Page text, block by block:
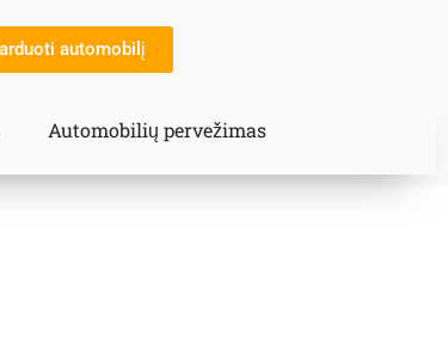
automobilį
Automobilių pervežimas